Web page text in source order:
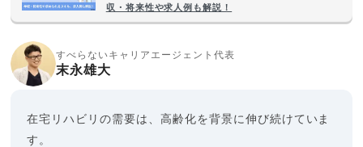
収・将来性や求人例も解説！
すべらないキャリアエージェント代表
末永雄大
在宅リハビリの需要は、高齢化を背景に伸び続けていま
す。